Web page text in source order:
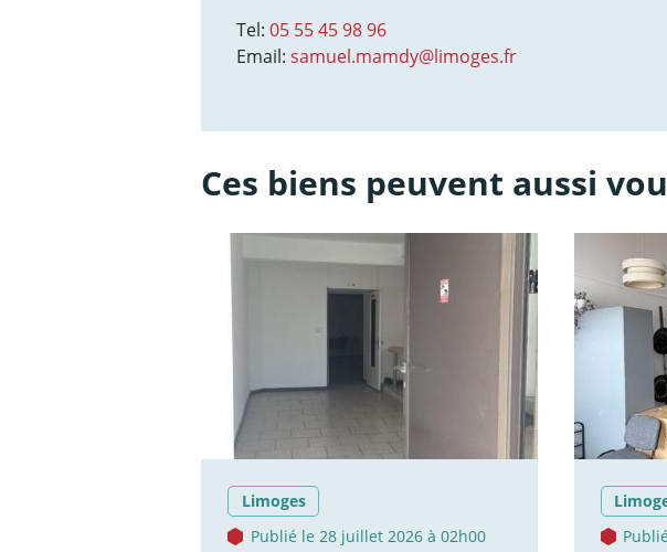
Tel: 05 55 45 98 96
Email: samuel.mamdy@limoges.fr
Ces biens peuvent aussi
Limoges
Publié le 28 juillet 2026 à 02h00